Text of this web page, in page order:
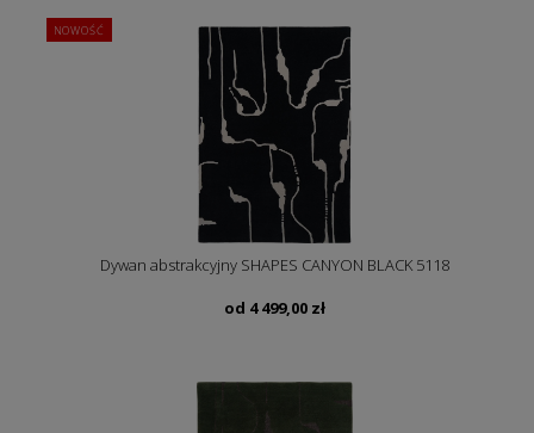
NOWOŚĆ
Dywan abstrakcyjny SHAPES CANYON BLACK 5118
od 4 499,00 zł